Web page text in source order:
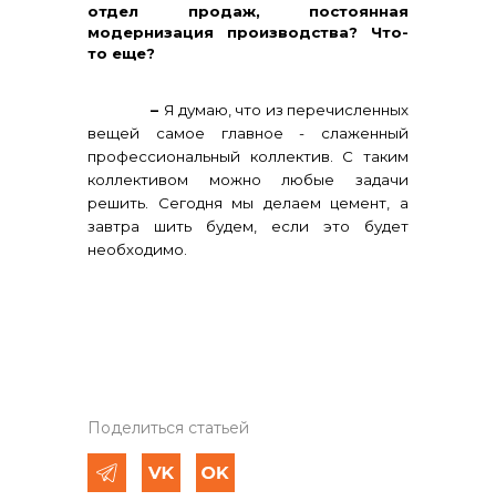
отдел продаж, постоянная
модернизация производства? Что-
то еще?
– Я думаю, что из перечисленных
вещей самое главное - слаженный
профессиональный коллектив. С таким
коллективом можно любые задачи
решить. Сегодня мы делаем цемент, а
завтра шить будем, если это будет
необходимо.
Поделиться статьей